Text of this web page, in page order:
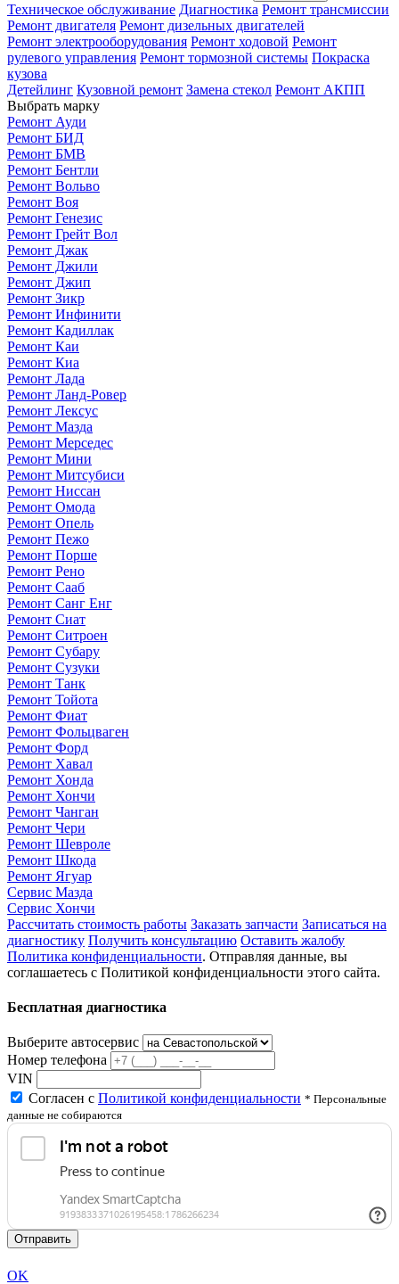
Техническое обслуживание Диагностика Ремонт трансмиссии
Ремонт двигателя Ремонт дизельных двигателей
Ремонт электрооборудования Ремонт ходовой Ремонт
рулевого управления Ремонт тормозной системы Покраска
кузова
Детейлинг Кузовной ремонт Замена стекол Ремонт АКПП
Выбрать марку
Ремонт Ауди
Ремонт БИД
Ремонт БМВ
Ремонт Бентли
Ремонт Вольво
Ремонт Воя
Ремонт Генезис
Ремонт Грейт Вол
Ремонт Джак
Ремонт Джили
Ремонт Джип
Ремонт Зикр
Ремонт Инфинити
Ремонт Кадиллак
Ремонт Каи
Ремонт Киа
Ремонт Лада
Ремонт Ланд-Ровер
Ремонт Лексус
Ремонт Мазда
Ремонт Мерседес
Ремонт Мини
Ремонт Митсубиси
Ремонт Ниссан
Ремонт Омода
Ремонт Опель
Ремонт Пежо
Ремонт Порше
Ремонт Рено
Ремонт Сааб
Ремонт Санг Енг
Ремонт Сиат
Ремонт Ситроен
Ремонт Субару
Ремонт Сузуки
Ремонт Танк
Ремонт Тойота
Ремонт Фиат
Ремонт Фольцваген
Ремонт Форд
Ремонт Хавал
Ремонт Хонда
Ремонт Хончи
Ремонт Чанган
Ремонт Чери
Ремонт Шевроле
Ремонт Шкода
Ремонт Ягуар
Сервис Мазда
Сервис Хончи
Рассчитать стоимость работы Заказать запчасти Записаться на
диагностику Получить консультацию Оставить жалобу
Политика конфиденциальности. Отправляя данные, вы
соглашаетесь с Политикой конфиденциальности этого сайта.
Бесплатная диагностика
Выберите автосервис
Номер телефона
VIN
Согласен с Политикой конфиденциальности * Персональные
данные не собираются
Отправить
OK